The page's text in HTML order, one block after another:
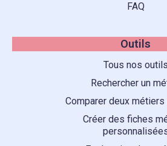
FAQ
Outils
Tous nos outils
Rechercher un
Comparer deux métiers
Créer des fiches